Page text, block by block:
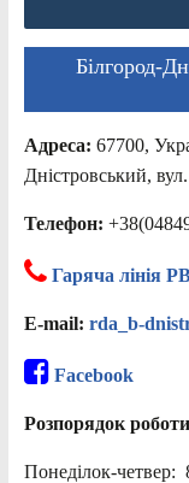
Білгород-
Адреса: 67700,
Дністровський,
Телефон:
Гаряча лінія
E-mail: rda_b-
Facebook
Розпорядок
Понеділок-четвер: